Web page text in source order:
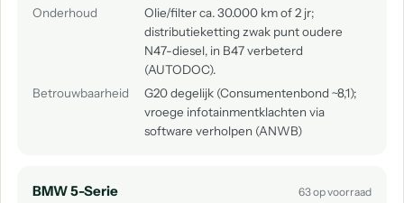
Onderhoud
Olie/filter ca. 30.000 km of 2 jr;
distributieketting zwak punt oudere
N47-diesel, in B47 verbeterd
(AUTODOC).
Betrouwbaarheid
G20 degelijk (Consumentenbond ~8,1);
vroege infotainmentklachten via
software verholpen (ANWB)
BMW 5-Serie 63 op voorraad